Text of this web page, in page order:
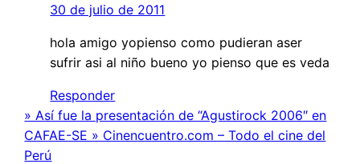
30 de julio de 2011
hola amigo yopienso como pudieran aser
sufrir asi al niño bueno yo pienso que es veda
Responder
» Así fue la presentación de “Agustirock 2006″ en
CAFAE-SE » Cinencuentro.com – Todo el cine del
Perú